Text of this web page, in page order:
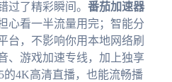
过了精彩瞬间。 番茄加速器
心看一半流量用完；智能分
台，不影响你用本地网络刷
、游戏加速专线，加上独享
的4K高清直播，也能流畅播